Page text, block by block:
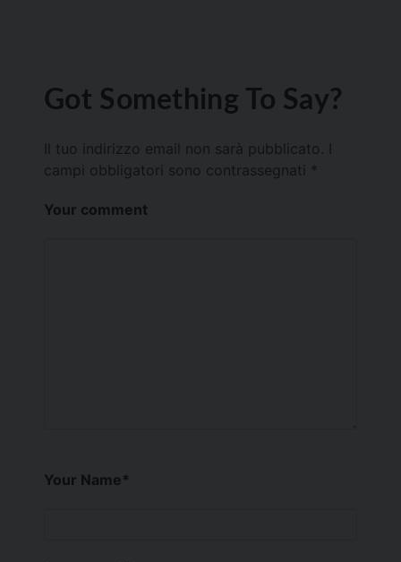
Got Something To Say?
Il tuo indirizzo email non sarà pubblicato.
campi obbligatori sono contrassegnati *
Your comment
Your Name*